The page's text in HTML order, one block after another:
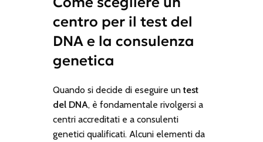
centro per il test del
DNA e la consulenza
genetica
Quando si decide di eseguire untest
del DNA, è fondamentale rivolgersi a
centri accreditati e a consulenti
genetici qualificati. Alcuni elementi da